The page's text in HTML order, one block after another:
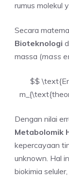
rumus molekul
Secara
Bioteknologi
massa (mass
$$
Dengan nilai
Metabolomik
kepercayaan
unknown. Hal
biokimia